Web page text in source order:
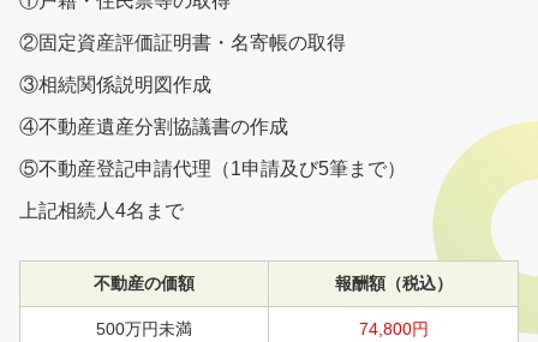
②固定資産評価証明書・名寄帳の取得
③相続関係説明図作成
④不動産遺産分割協議書の作成
⑤不動産登記申請代理（1申請及び5筆まで）
上記相続人4名まで
不動産の価額 報酬額（税込）
500万円未満 74,800円